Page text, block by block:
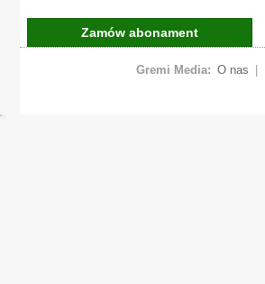
Zamów abonament
Gremi Media: O nas